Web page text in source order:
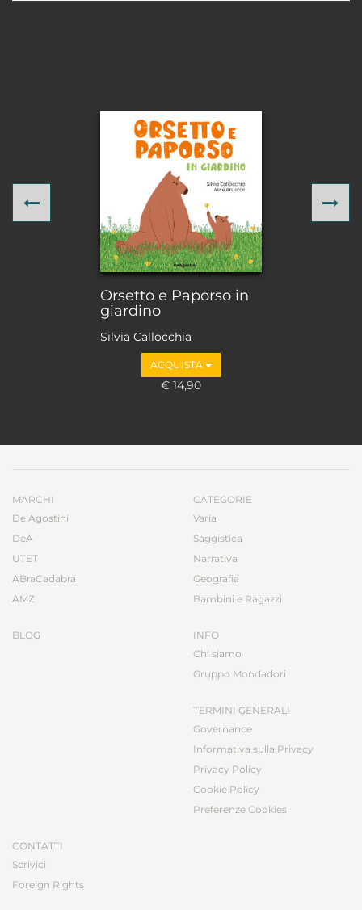
Orsetto e Paporso in
giardino
Silvia Callocchia
ACQUISTA
€ 14,90
Previous
MARCHI
De Agostini
DeA
UTET
ABraCadabra
AMZ
BLOG
CATEGORIE
Varia
Saggistica
Narrativa
Geografia
Bambini e Ragazzi
INFO
Chi siamo
Gruppo Mondadori
TERMINI GENERALI
Governance
Informativa sulla Privacy
Privacy Policy
Cookie Policy
Preferenze Cookies
CONTATTI
Scrivici
Foreign Rights